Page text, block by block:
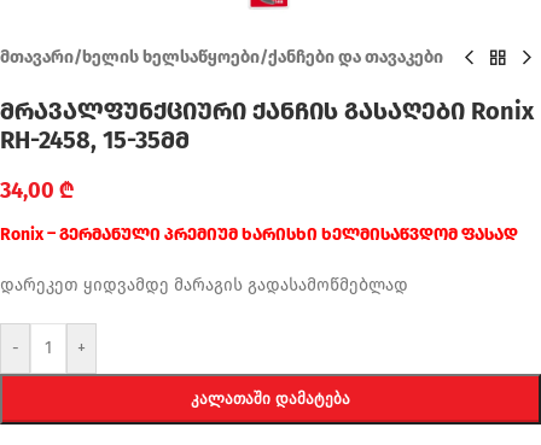
მთავარი/ხელის ხელსაწყოები/ქანჩები და თავაკები
მრავალფუნქციური ქანჩის გასაღები Ronix
RH-2458, 15-35მმ
34,00 ₾
Ronix – გერმანული პრემიუმ ხარისხი ხელმისაწვდომ ფასად
დარეკეთ ყიდვამდე მარაგის გადასამოწმებლად
- +
ᲙᲐᲚᲐᲗᲐᲨᲘ ᲓᲐᲛᲐᲢᲔᲑᲐ